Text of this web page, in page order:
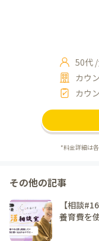
50代 /
カウ
カウ
*料金詳細は
その他の記事
【相談
養育費を